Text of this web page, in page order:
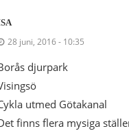
28 juni, 2016 - 10:35
djurpark
utmed Götakanal
finns flera mysiga